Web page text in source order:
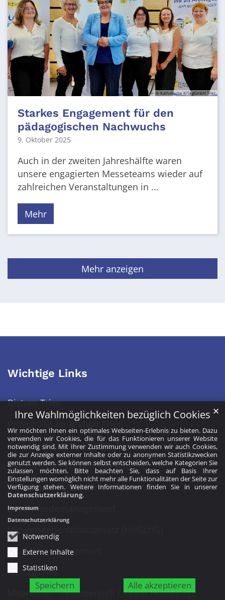
Ihre Wahlmöglichkeiten bezüglich Cookies
Wir möchten Ihnen ein optimales Webseiten-Erlebnis zu bieten. Dazu
verwenden wir Cookies, die für das Funktionieren unserer Website
notwendig sind. Mit Ihrer Zustimmung verwenden wir auch Cookies,
die zur Anzeige externer Inhalte oder zu anonymen Statistikzwecken
genutzt werden. Sie können selbst entscheiden, welche Kategorien Sie
zulassen möchten. Bitte beachten Sie, dass auf Basis Ihrer
Einstellungen womöglich nicht mehr alle Funktionalitäten der Seite zur
Verfügung stehen. Weitere Informationen finden Sie in unserer
Datenschutzerklärung.
Notwendig
Externe Inhalte
Statistiken
Speichern Alle akzeptieren
✕
Impressum
Datenschutzerklärung
© Katholische KiTa gGmbH Trier
Starkes Engagement für den
pädagogischen Nachwuchs
9. Oktober 2025
Auch in der zweiten Jahreshälfte waren
unsere engagierten Messeteams wieder auf
zahlreichen Veranstaltungen in ...
Mehr
Mehr anzeigen
Wichtige Links
Bistum Trier
Prävention im Bistum Trier
Katholische KiTa gGmbH Trier
Katholische KiTa gGmbH Koblenz
Katholische KiTa gGmbH Saarland
Beschwerdemanagement
Hinweisgeberschutzgesetz (HinSchG)
Qualitätsmanagement
Freitagsinfo
Mitarbeiter*innenbereich / Team-Homepage